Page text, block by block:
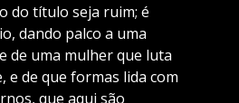
do título seja ruim; é
dando palco a uma
de uma mulher que luta
e de que formas lida com
que aqui são